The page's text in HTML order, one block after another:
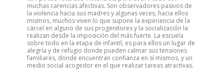
muchas carencias afectivas. Son observadores pasivos de
la violencia hacia sus madres y algunas veces, hacia ellos
mismos, muchos viven lo que supone la experiencia de la
cárcel en alguno de sus progenitores y la socialización la
realizan desde la imposición del más fuerte. La escuela
sobre todo en la etapa de infantil, es para ellos un lugar de
alegría y de refugio donde pueden calmar sus tensiones
familiares, donde encuentran confianza en sí mismos, y un
medio social acogedor en el que realizar tareas atractivas.